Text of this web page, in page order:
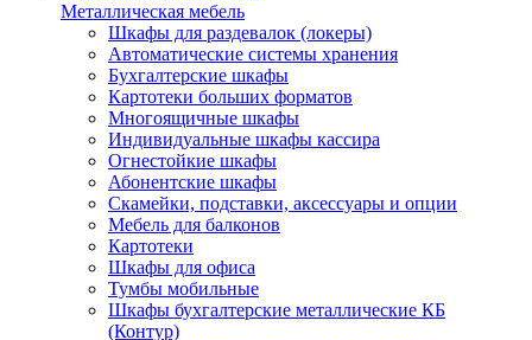
Металлическая мебель
Шкафы для раздевалок (локеры)
Автоматические системы хранения
Бухгалтерские шкафы
Картотеки больших форматов
Многоящичные шкафы
Индивидуальные шкафы кассира
Огнестойкие шкафы
Абонентские шкафы
Скамейки, подставки, аксессуары и опции
Мебель для балконов
Картотеки
Шкафы для офиса
Тумбы мобильные
Шкафы бухгалтерские металлические КБ
(Контур)